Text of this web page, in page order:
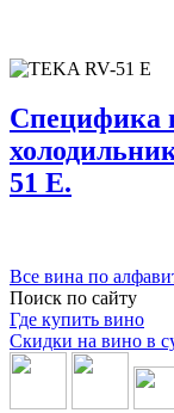
Специфика
51 E.
Все вина по
Поиск по сайту
Где купить вино
Скидки на вино в